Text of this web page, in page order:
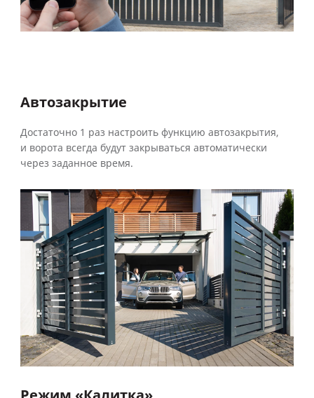
Автозакрытие
Достаточно 1 раз настроить функцию автозакрытия,
и ворота всегда будут закрываться автоматически
через заданное время.